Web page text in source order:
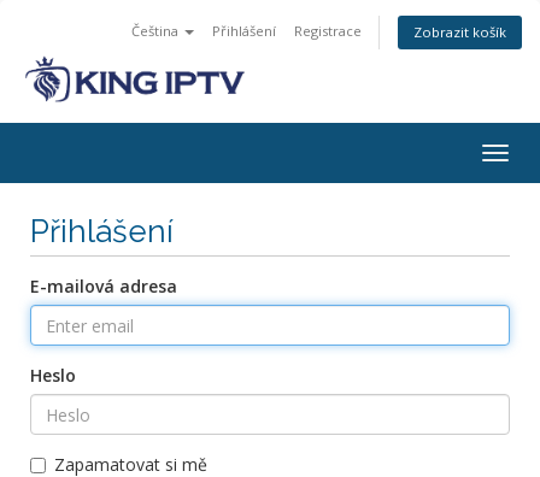
Čeština Přihlášení Registrace Zobrazit košík
Přihlášení
E-mailová adresa
Heslo
Zapamatovat si mě